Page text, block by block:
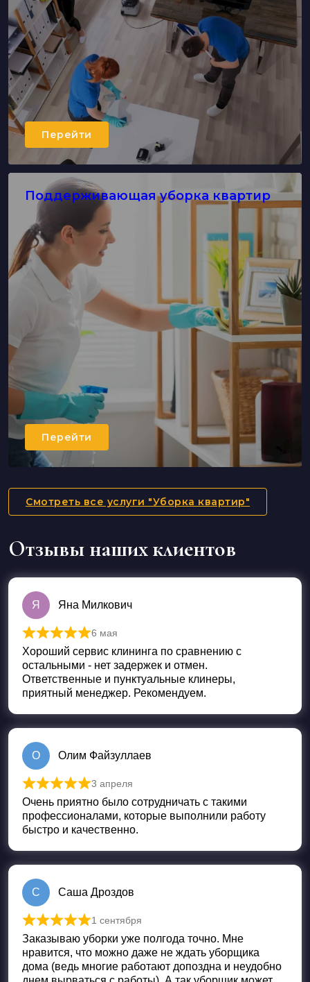
Перейти
Поддерживающая уборка квартир
Перейти
Смотреть все услуги "Уборка квартир"
Отзывы наших клиентов
Я Яна Милкович
Оценка
6 мая
Хороший сервис клининга по сравнению с
остальными - нет задержек и отмен.
Ответственные и пунктуальные клинеры,
приятный менеджер. Рекомендуем.
О Олим Файзуллаев
Оценка из 5
3 апреля
Очень приятно было сотрудничать с такими
профессионалами, которые выполнили работу
быстро и качественно.
С Саша Дроздов
Оценка
1 сентября
Заказываю уборки уже полгода точно. Мне
нравится, что можно даже не ждать уборщика
дома (ведь многие работают допоздна и неудобно